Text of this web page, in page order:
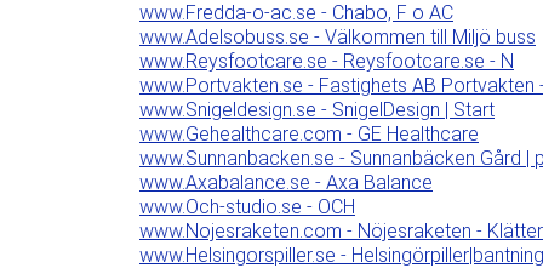
www.Fredda-o-ac.se - Chabo, F o AC
www.Adelsobuss.se - Välkommen till Miljö buss
www.Reysfootcare.se - Reysfootcare.se - N
www.Portvakten.se - Fastighets AB Portvakten
www.Snigeldesign.se - SnigelDesign | Start
www.Gehealthcare.com - GE Healthcare
www.Sunnanbacken.se - Sunnanbäcken Gård |
www.Axabalance.se - Axa Balance
www.Och-studio.se - OCH
www.Nojesraketen.com - Nöjesraketen -
www.Helsingorspiller.se -